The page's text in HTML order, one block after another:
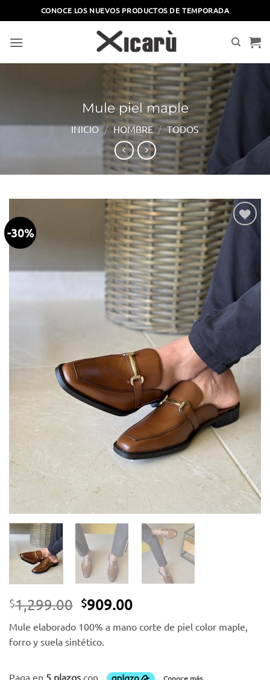
al
contenido
CONOCE LOS NUEVOS PRODUCTOS DE TEMPORADA
Mule piel maple
INICIO / HOMBRE / TODOS
-30%
$1,299.00 El
original
era:
$909.00El
actual
Mule elaborado 100% a mano corte de piel color maple,
forro y suela sintético.